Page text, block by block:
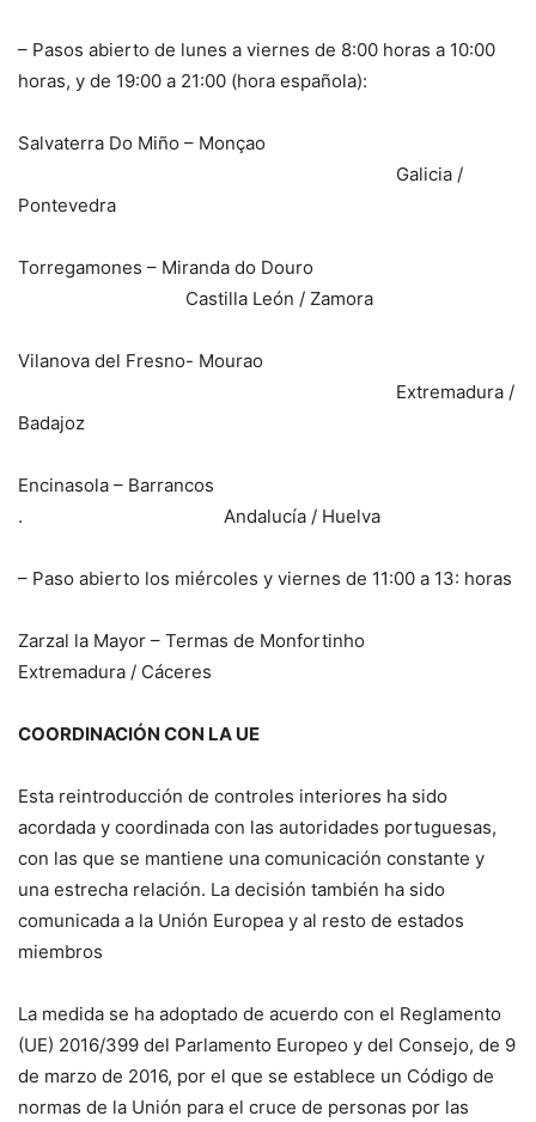
– Pasos abierto de lunes a viernes de 8:00 horas a 10:00
horas, y de 19:00 a 21:00 (hora española):
Salvaterra Do Miño – Monçao
Galicia /
Pontevedra
Torregamones – Miranda do Douro
Castilla León / Zamora
Vilanova del Fresno- Mourao
Extremadura /
Badajoz
Encinasola – Barrancos
. Andalucía / Huelva
– Paso abierto los miércoles y viernes de 11:00 a 13: horas
Zarzal la Mayor – Termas de Monfortinho
Extremadura / Cáceres
COORDINACIÓN CON LA UE
Esta reintroducción de controles interiores ha sido
acordada y coordinada con las autoridades portuguesas,
con las que se mantiene una comunicación constante y
una estrecha relación. La decisión también ha sido
comunicada a la Unión Europea y al resto de estados
miembros
La medida se ha adoptado de acuerdo con el Reglamento
(UE) 2016/399 del Parlamento Europeo y del Consejo, de 9
de marzo de 2016, por el que se establece un Código de
normas de la Unión para el cruce de personas por las